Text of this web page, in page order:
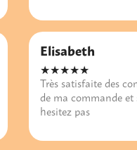
Elisabeth
★★★★★
Très satisfaite des
de ma commande
hesitez pas